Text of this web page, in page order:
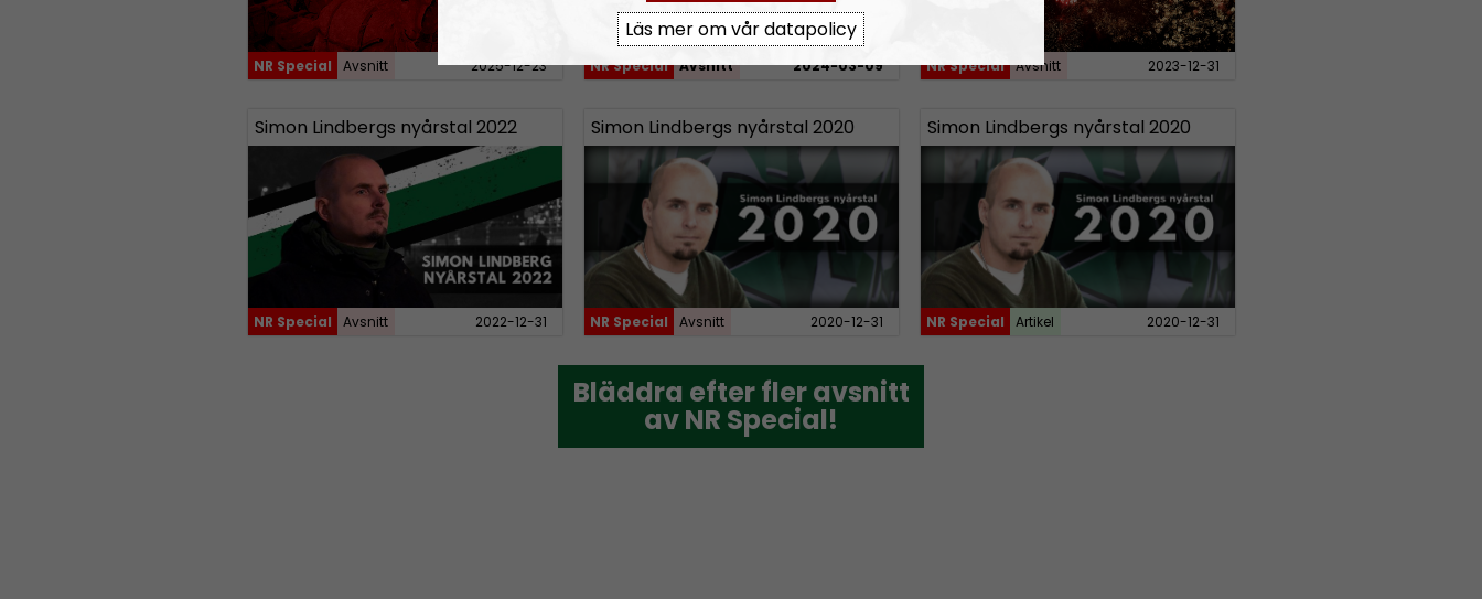
NR Special Avsnitt 2025-12-23 NR Special Avsnitt 2024-03-09 NR Special Avsnitt 2023-12-31
Simon Lindbergs nyårstal 2022
NR Special Avsnitt 2022-12-31
Simon Lindbergs nyårstal 2020
NR Special Avsnitt 2020-12-31
Simon Lindbergs nyårstal 2020
NR Special Artikel 2020-12-31
Bläddra efter fler avsnitt
av NR Special!
Bläddra efter fler avsnitt
av NR Special!
Läs mer om vår datapolicy